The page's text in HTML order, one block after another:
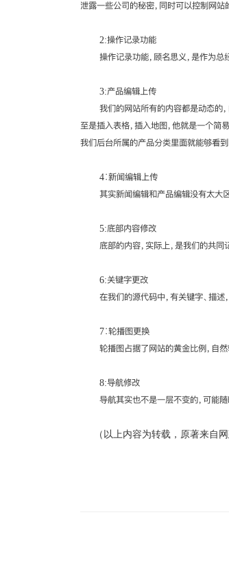
泄露一些公司的秘密，同时可以控制网
2:操作记录功能
操作记录功能，顾名思义，是作为总经
3:产品编辑上传
我们的网站所有的内容都是动态的，自
至是插入表格，插入地图，他就是一个
我们后台所属的产品分类里面就能够看到
4∶新闻编辑上传
其实新闻编辑和产品编辑没有太大区
5:底部内容修改
底部的内容，实际上，是我们的共同记
6:关键字更改
在我们的源代码中，有关键字、描述，
7∶轮播图更换
轮播图占据了网站的黄金比例，自然
8:导航修改
导航其实也不是一层不变的，可能随
（以上内容为转载，原著来自